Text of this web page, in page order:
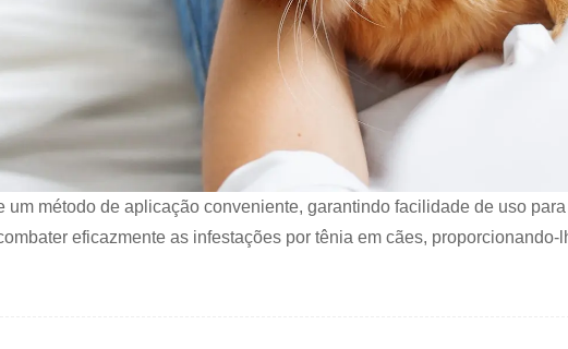
um método de aplicação conveniente, garantindo facilidade de uso
eficazmente as infestações por tênia em cães, proporcionando-